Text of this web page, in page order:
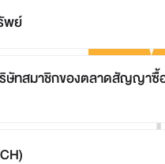
พย์
ษัทสมาชิกของตลาดสัญญาซื้